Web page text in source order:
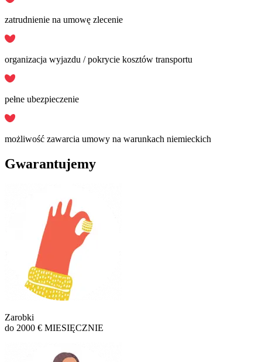
zatrudnienie na umowę zlecenie
organizacja wyjazdu / pokrycie kosztów transportu
pełne ubezpieczenie
możliwość zawarcia umowy na warunkach niemieckich
Gwarantujemy
Zarobki
do 2000 € MIESIĘCZNIE